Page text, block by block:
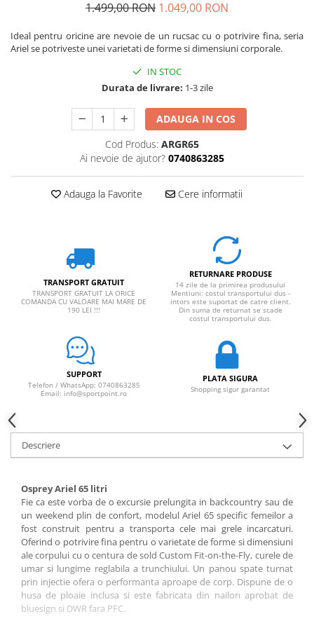
1.499,00 RON 1.049,00 RON
Ideal pentru oricine are nevoie de un rucsac cu o potrivire fina, seria
Ariel se potriveste unei varietati de forme si dimensiuni corporale.
IN STOC
Durata de livrare: 1-3 zile
ADAUGA IN COS
Cod Produs: ARGR65
Ai nevoie de ajutor? 0740863285
Adauga la Favorite Cere informatii
TRANSPORT GRATUIT
TRANSPORT GRATUIT LA ORICE
COMANDA CU VALOARE MAI MARE DE
190 LEI !!!
RETURNARE PRODUSE
14 zile de la primirea produsului
Mentiuni: costul transportului dus -
intors este suportat de catre client.
Din suma de returnat se scade
costul transportului dus.
SUPPORT
Telefon / WhatsApp: 0740863285
Email: info@sportpoint.ro
PLATA SIGURA
Shopping sigur garantat
Descriere
Osprey Ariel 65 litri
Fie ca este vorba de o excursie prelungita in backcountry sau de
un weekend plin de confort, modelul Ariel 65 specific femeilor a
fost construit pentru a transporta cele mai grele incarcaturi.
Oferind o potrivire fina pentru o varietate de forme si dimensiuni
ale corpului cu o centura de sold Custom Fit-on-the-Fly, curele de
umar si lungime reglabila a trunchiului. Un panou spate turnat
prin injectie ofera o performanta aproape de corp. Dispune de o
husa de ploaie inclusa si este fabricata din nailon aprobat de
bluesign si DWR fara PFC.